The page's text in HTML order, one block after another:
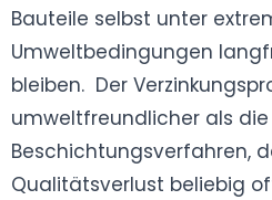
Bauteile selbst unter
Umweltbedingungen
bleiben. Der
umweltfreundlicher als
Beschichtungsverfahren,
Qualitätsverlust beliebig